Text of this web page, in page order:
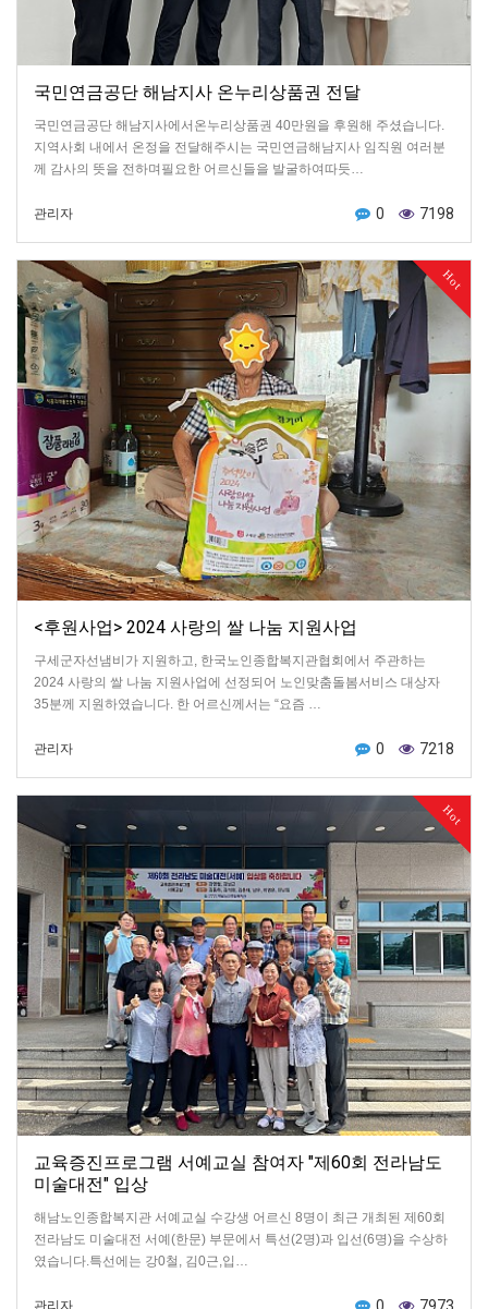
국민연금공단 해남지사 온누리상품권 전달
국민연금공단 해남지사에서온누리상품권 40만원을 후원해 주셨습니다.
지역사회 내에서 온정을 전달해주시는 국민연금해남지사 임직원 여러분
께 감사의 뜻을 전하며필요한 어르신들을 발굴하여따듯…
관리자 0 7198
Hot
<후원사업> 2024 사랑의 쌀 나눔 지원사업
구세군자선냄비가 지원하고, 한국노인종합복지관협회에서 주관하는
2024 사랑의 쌀 나눔 지원사업에 선정되어 노인맞춤돌봄서비스 대상자
35분께 지원하였습니다. 한 어르신께서는 “요즘 …
관리자 0 7218
Hot
교육증진프로그램 서예교실 참여자 "제60회 전라남도
미술대전" 입상
해남노인종합복지관 서예교실 수강생 어르신 8명이 최근 개최된 제60회
전라남도 미술대전 서예(한문) 부문에서 특선(2명)과 입선(6명)을 수상하
였습니다.특선에는 강0철, 김0근,입…
관리자